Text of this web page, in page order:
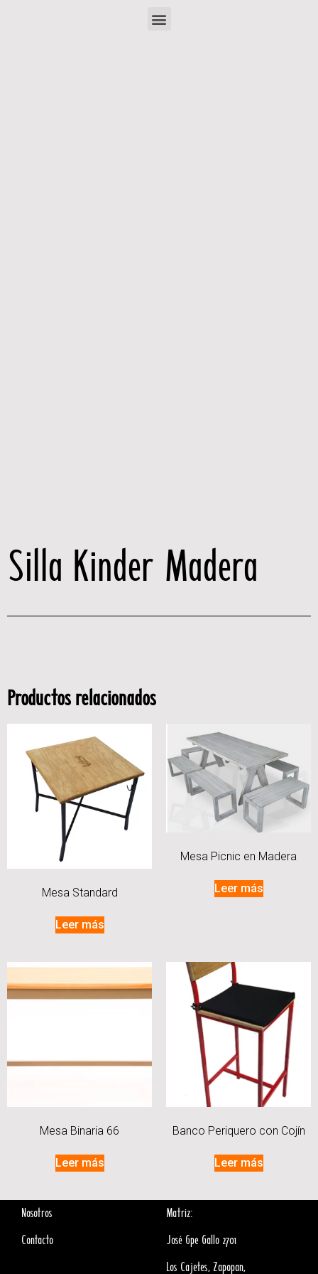
Silla Kinder Madera
Productos relacionados
Mesa Standard
Leer más
Mesa Picnic en Madera
Leer más
Mesa Binaria 66
Leer más
Banco Periquero con Cojín
Leer más
Nosotros
Contacto
Matriz:
José Gpe Gallo 2701
Los Cajetes, Zapopan,